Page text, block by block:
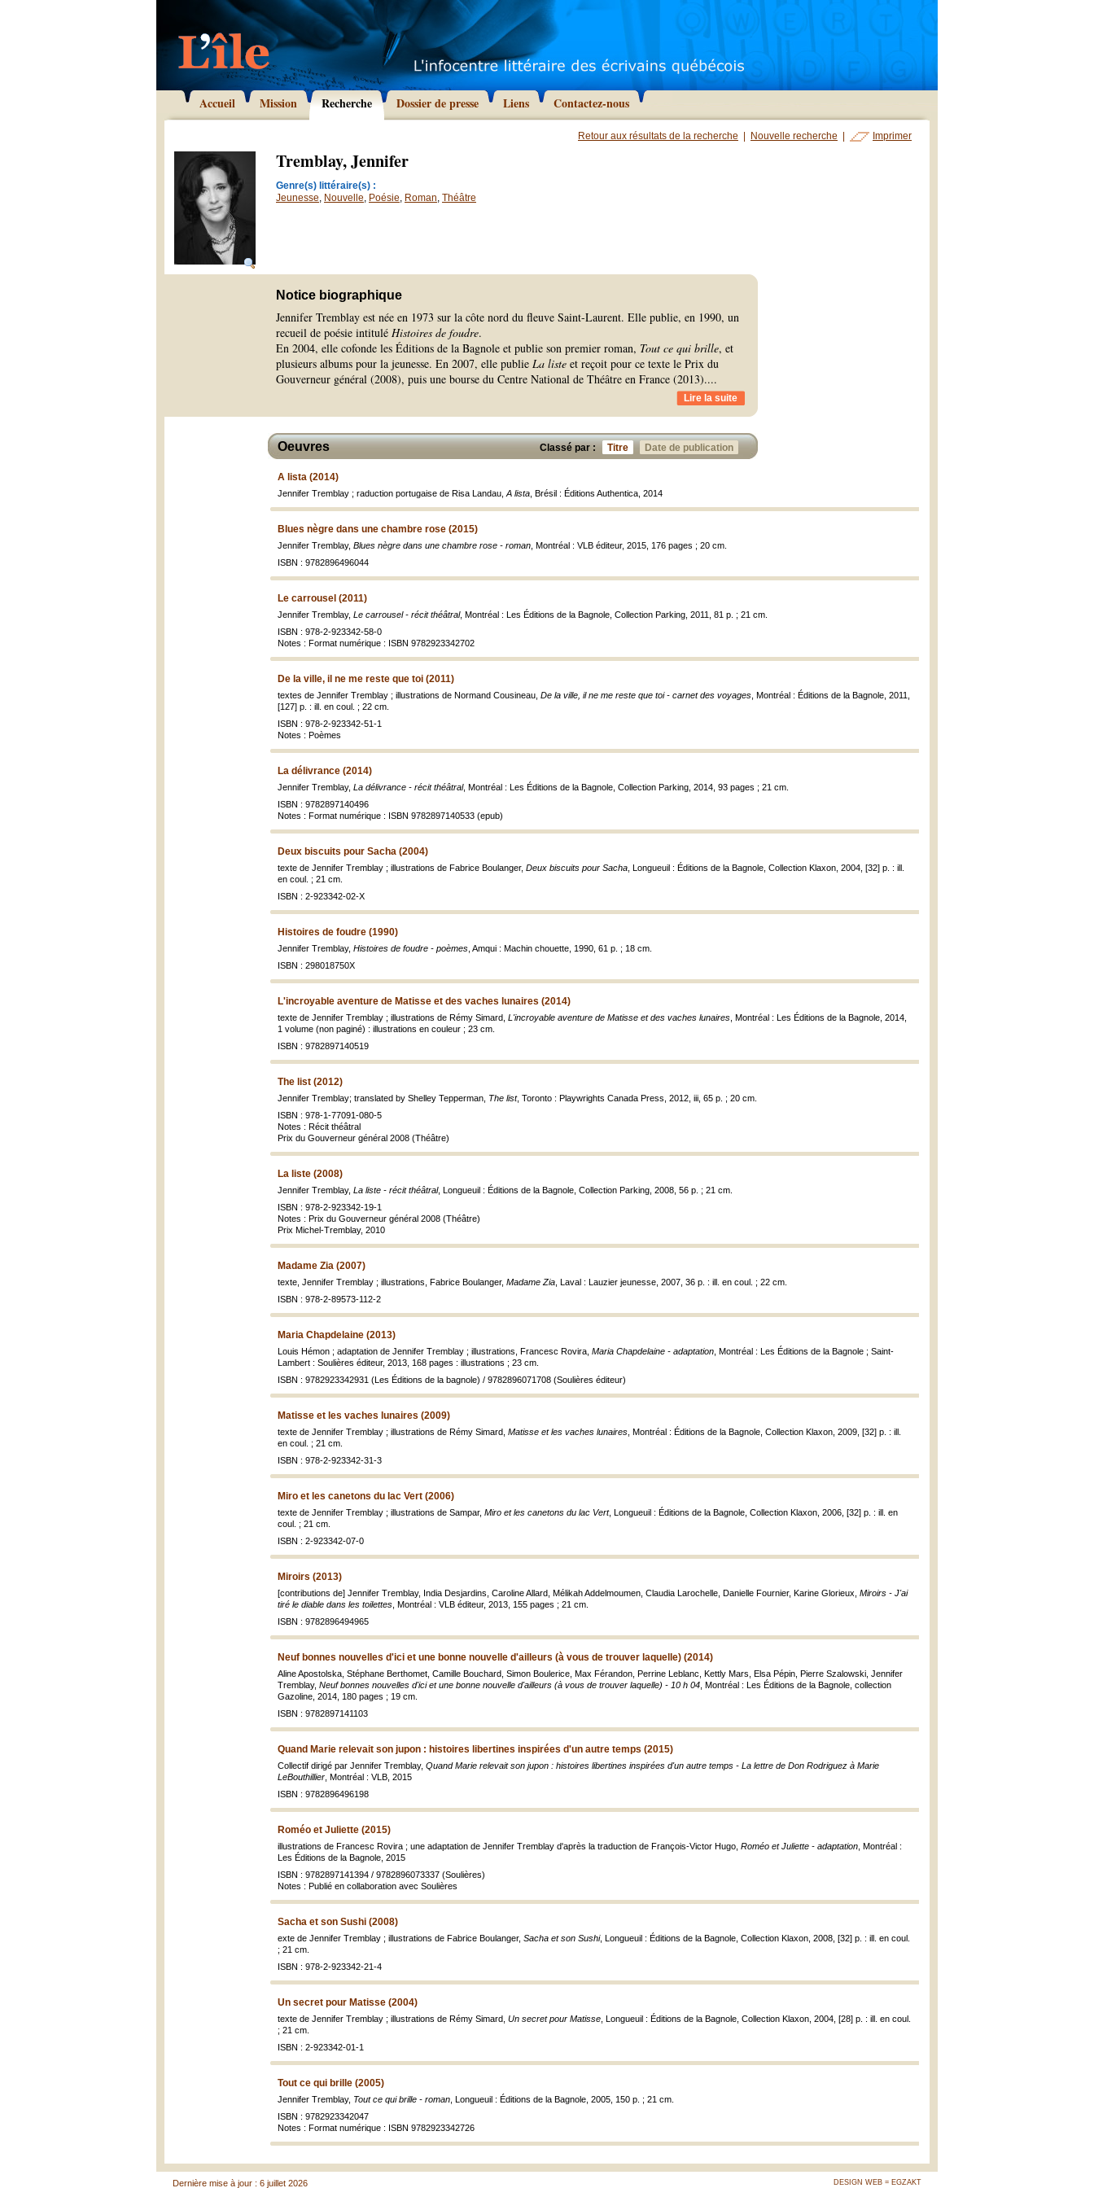
Accueil Mission Recherche Dossier de presse Liens Contactez-nous
Retour aux résultats de la recherche Nouvelle recherche Imprimer
Tremblay, Jennifer
Genre(s) littéraire(s) :
Jeunesse, Nouvelle, Poésie, Roman, Théâtre
Notice biographique
Jennifer Tremblay est née en 1973 sur la côte nord du fleuve Saint-Laurent. Elle publie, en 1990, un
recueil de poésie intitulé Histoires de foudre.
En 2004, elle cofonde les Éditions de la Bagnole et publie son premier roman, Tout ce qui brille, et
plusieurs albums pour la jeunesse. En 2007, elle publie La liste et reçoit pour ce texte le Prix du
Gouverneur général (2008), puis une bourse du Centre National de Théâtre en France (2013)....
Lire la suite
Classé par : Titre Date de publication
Oeuvres
A lista (2014)
Jennifer Tremblay ; raduction portugaise de Risa Landau, A lista , Brésil : Éditions Authentica, 2014
Blues nègre dans une chambre rose (2015)
Jennifer Tremblay, Blues nègre dans une chambre rose - roman , Montréal : VLB éditeur, 2015, 176 pages ; 20 cm.
ISBN : 9782896496044
Le carrousel (2011)
Jennifer Tremblay, Le carrousel - récit théâtral, Montréal : Les Éditions de la Bagnole, Collection Parking, 2011, 81 p. ; 21 cm.
ISBN : 978-2-923342-58-0
Notes : Format numérique : ISBN 9782923342702
De la ville, il ne me reste que toi (2011)
textes de Jennifer Tremblay ; illustrations de Normand Cousineau, De la ville, il ne me reste que toi - carnet des voyages , Montréal : Éditions de la Bagnole, 2011,
[127] p. : ill. en coul. ; 22 cm.
ISBN : 978-2-923342-51-1
Notes : Poèmes
La délivrance (2014)
Jennifer Tremblay, La délivrance - récit théâtral, Montréal : Les Éditions de la Bagnole, Collection Parking, 2014, 93 pages ; 21 cm.
ISBN : 9782897140496
Notes : Format numérique : ISBN 9782897140533 (epub)
Deux biscuits pour Sacha (2004)
texte de Jennifer Tremblay ; illustrations de Fabrice Boulanger, Deux biscuits pour Sacha , Longueuil : Éditions de la Bagnole, Collection Klaxon, 2004, [32] p. : ill.
en coul. ; 21 cm.
ISBN : 2-923342-02-X
Histoires de foudre (1990)
Jennifer Tremblay, Histoires de foudre - poèmes , Amqui : Machin chouette, 1990, 61 p. ; 18 cm.
ISBN : 298018750X
L'incroyable aventure de Matisse et des vaches lunaires (2014)
texte de Jennifer Tremblay ; illustrations de Rémy Simard, L'incroyable aventure de Matisse et des vaches lunaires , Montréal : Les Éditions de la Bagnole, 2014,
1 volume (non paginé) : illustrations en couleur ; 23 cm.
ISBN : 9782897140519
The list (2012)
Jennifer Tremblay; translated by Shelley Tepperman, The list, Toronto : Playwrights Canada Press, 2012, iii, 65 p. ; 20 cm.
ISBN : 978-1-77091-080-5
Notes : Récit théâtral
Prix du Gouverneur général 2008 (Théâtre)
La liste (2008)
Jennifer Tremblay, La liste - récit théâtral, Longueuil : Éditions de la Bagnole, Collection Parking, 2008, 56 p. ; 21 cm.
ISBN : 978-2-923342-19-1
Notes : Prix du Gouverneur général 2008 (Théâtre)
Prix Michel-Tremblay, 2010
Madame Zia (2007)
texte, Jennifer Tremblay ; illustrations, Fabrice Boulanger, Madame Zia , Laval : Lauzier jeunesse, 2007, 36 p. : ill. en coul. ; 22 cm.
ISBN : 978-2-89573-112-2
Maria Chapdelaine (2013)
Louis Hémon ; adaptation de Jennifer Tremblay ; illustrations, Francesc Rovira, Maria Chapdelaine - adaptation , Montréal : Les Éditions de la Bagnole ; Saint-
Lambert : Soulières éditeur, 2013, 168 pages : illustrations ; 23 cm.
ISBN : 9782923342931 (Les Éditions de la bagnole) / 9782896071708 (Soulières éditeur)
Matisse et les vaches lunaires (2009)
texte de Jennifer Tremblay ; illustrations de Rémy Simard, Matisse et les vaches lunaires , Montréal : Éditions de la Bagnole, Collection Klaxon, 2009, [32] p. : ill.
en coul. ; 21 cm.
ISBN : 978-2-923342-31-3
Miro et les canetons du lac Vert (2006)
texte de Jennifer Tremblay ; illustrations de Sampar, Miro et les canetons du lac Vert, Longueuil : Éditions de la Bagnole, Collection Klaxon, 2006, [32] p. : ill. en
coul. ; 21 cm.
ISBN : 2-923342-07-0
Miroirs (2013)
[contributions de] Jennifer Tremblay, India Desjardins, Caroline Allard, Mélikah Addelmoumen, Claudia Larochelle, Danielle Fournier, Karine Glorieux, Miroirs - J'ai
tiré le diable dans les toilettes , Montréal : VLB éditeur, 2013, 155 pages ; 21 cm.
ISBN : 9782896494965
Neuf bonnes nouvelles d'ici et une bonne nouvelle d'ailleurs (à vous de trouver laquelle) (2014)
Aline Apostolska, Stéphane Berthomet, Camille Bouchard, Simon Boulerice, Max Férandon, Perrine Leblanc, Kettly Mars, Elsa Pépin, Pierre Szalowski, Jennifer
Tremblay, Neuf bonnes nouvelles d'ici et une bonne nouvelle d'ailleurs (à vous de trouver laquelle) - 10 h 04 , Montréal : Les Éditions de la Bagnole, collection
Gazoline, 2014, 180 pages ; 19 cm.
ISBN : 9782897141103
Quand Marie relevait son jupon : histoires libertines inspirées d'un autre temps (2015)
Collectif dirigé par Jennifer Tremblay, Quand Marie relevait son jupon : histoires libertines inspirées d'un autre temps - La lettre de Don Rodriguez à Marie
LeBouthillier , Montréal : VLB, 2015
ISBN : 9782896496198
Roméo et Juliette (2015)
illustrations de Francesc Rovira ; une adaptation de Jennifer Tremblay d'après la traduction de François-Victor Hugo, Roméo et Juliette - adaptation , Montréal :
Les Éditions de la Bagnole, 2015
ISBN : 9782897141394 / 9782896073337 (Soulières)
Notes : Publié en collaboration avec Soulières
Sacha et son Sushi (2008)
exte de Jennifer Tremblay ; illustrations de Fabrice Boulanger, Sacha et son Sushi, Longueuil : Éditions de la Bagnole, Collection Klaxon, 2008, [32] p. : ill. en coul.
; 21 cm.
ISBN : 978-2-923342-21-4
Un secret pour Matisse (2004)
texte de Jennifer Tremblay ; illustrations de Rémy Simard, Un secret pour Matisse , Longueuil : Éditions de la Bagnole, Collection Klaxon, 2004, [28] p. : ill. en coul.
; 21 cm.
ISBN : 2-923342-01-1
Tout ce qui brille (2005)
Jennifer Tremblay, Tout ce qui brille - roman , Longueuil : Éditions de la Bagnole, 2005, 150 p. ; 21 cm.
ISBN : 9782923342047
Notes : Format numérique : ISBN 9782923342726
DESIGN WEB = EGZAKT
Dernière mise à jour : 6 juillet 2026